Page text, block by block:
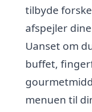
tilbyde
afspejler
Uanset om
buffet,
menuen til